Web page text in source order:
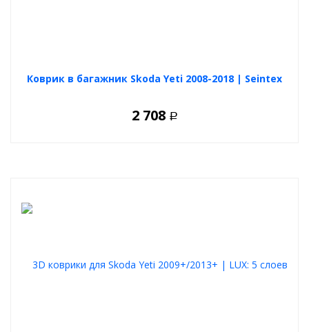
Коврик в багажник Skoda Yeti 2008-2018 | Seintex
2 708 Р